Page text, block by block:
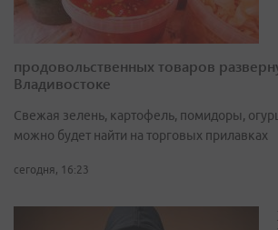
продовольственных товаров
Владивостоке
Свежая зелень, картофель, помидоры,
можно будет найти на торговых прилавках
сегодня, 16:23